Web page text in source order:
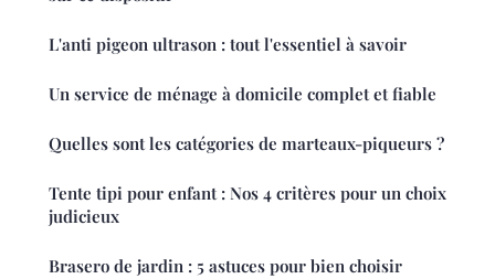
L'anti pigeon ultrason : tout l'essentiel à savoir
Un service de ménage à domicile complet et fiable
Quelles sont les catégories de marteaux-piqueurs ?
Tente tipi pour enfant : Nos 4 critères pour un choix
judicieux
Brasero de jardin : 5 astuces pour bien choisir